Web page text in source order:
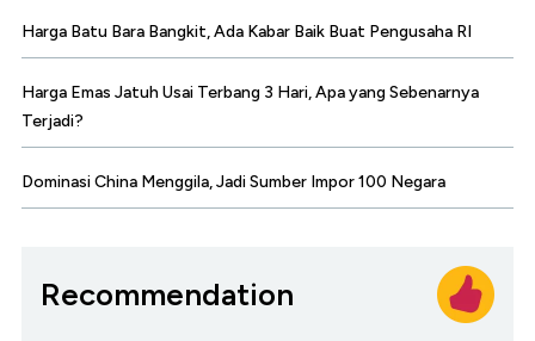
Harga Batu Bara Bangkit, Ada Kabar Baik Buat Pengusaha RI
Harga Emas Jatuh Usai Terbang 3 Hari, Apa yang Sebenarnya
Terjadi?
Dominasi China Menggila, Jadi Sumber Impor 100 Negara
Recommendation